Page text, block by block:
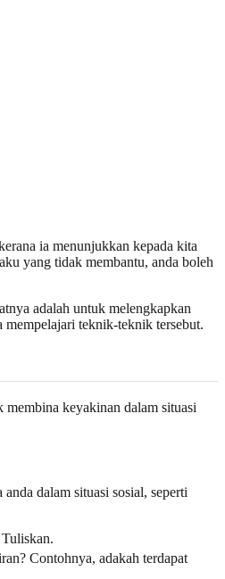
ia menunjukkan kepada kita
yang tidak membantu, anda boleh
adalah untuk melengkapkan
mempelajari teknik-teknik tersebut.
keyakinan dalam situasi
dalam situasi sosial, seperti
Contohnya, adakah terdapat